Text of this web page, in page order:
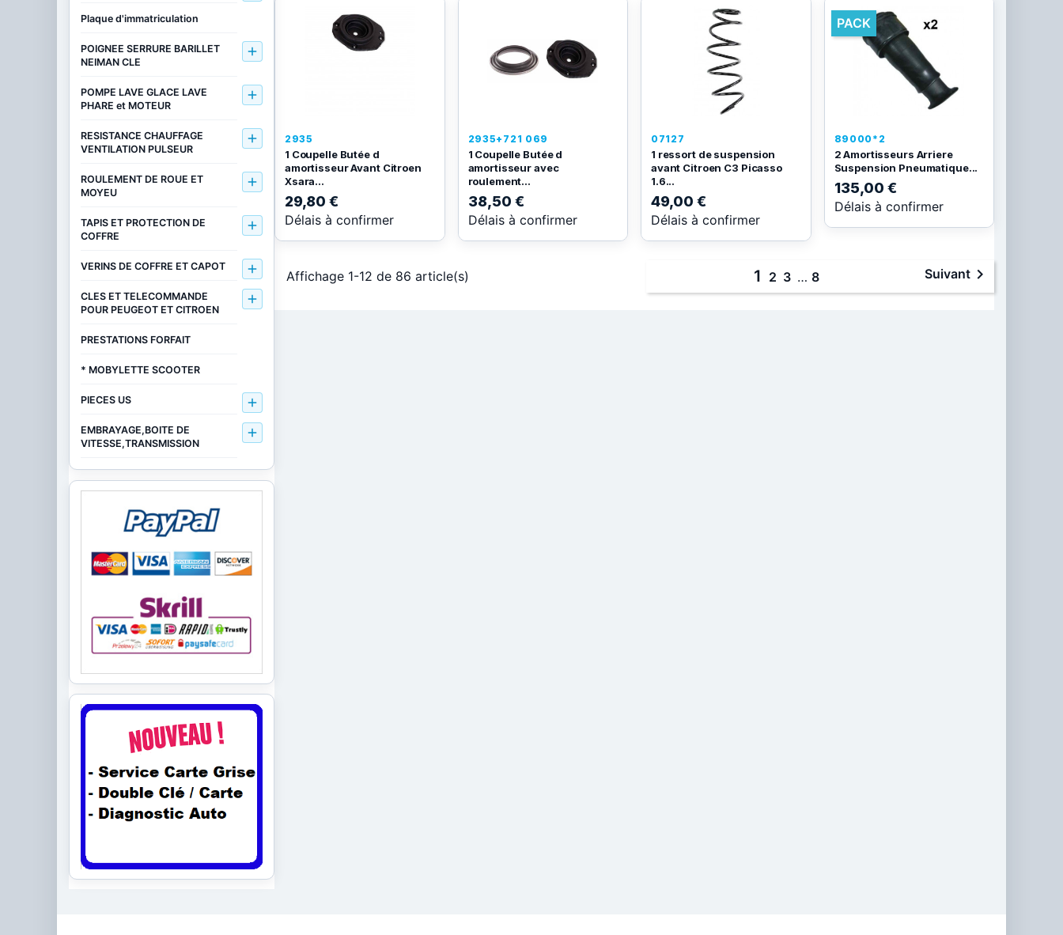
2935
1 Coupelle Butée d
amortisseur Avant Citroen
Xsara...
29,80 €
Délais à confirmer
2935+721 069
1 Coupelle Butée d
amortisseur avec
roulement...
38,50 €
Délais à confirmer
07127
1 ressort de suspension
avant Citroen C3 Picasso
1.6...
49,00 €
Délais à confirmer
PACK
89000*2
2 Amortisseurs Arriere
Suspension Pneumatique...
135,00 €
Délais à confirmer
Affichage 1-12 de 86 article(s) 1 2 3 … 8 Suivant
Plaque d'immatriculation
POIGNEE SERRURE BARILLET
NEIMAN CLE

POMPE LAVE GLACE LAVE
PHARE et MOTEUR

RESISTANCE CHAUFFAGE
VENTILATION PULSEUR

ROULEMENT DE ROUE ET
MOYEU

TAPIS ET PROTECTION DE
COFFRE

VERINS DE COFFRE ET CAPOT 
CLES ET TELECOMMANDE
POUR PEUGEOT ET CITROEN

PRESTATIONS FORFAIT
* MOBYLETTE SCOOTER
PIECES US 
EMBRAYAGE,BOITE DE
VITESSE,TRANSMISSION
